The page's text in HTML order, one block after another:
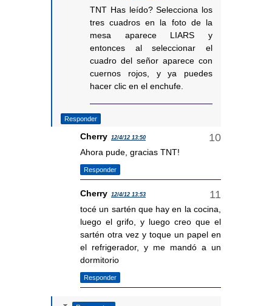
TNT Has leído? Selecciona los
tres cuadros en la foto de la
mesa aparece LIARS y
entonces al seleccionar el
cuadro del señor aparece con
cuernos rojos, y ya puedes
hacer clic en el enchufe.
Responder
Cherry 12/4/12 13:50
Ahora pude, gracias TNT!
Responder
Cherry 12/4/12 13:53
tocé un sartén que hay en la cocina,
luego el grifo, y luego creo que el
sartén otra vez y toque un papel en
el refrigerador, y me mandó a un
dormitorio
Responder